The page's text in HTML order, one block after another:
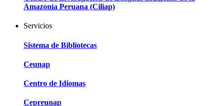
Amazonía Peruana (Ciliap)
Servicios
Sistema de Bibliotecas
Ceunap
Centro de Idiomas
Cepreunap